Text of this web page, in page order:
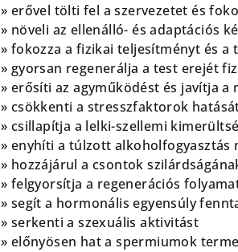
» erővel tölti fel a szervezetet és
» növeli az ellenálló- és adaptációs
» fokozza a fizikai teljesítményt és a
» gyorsan regenerálja a test erejét
» erősíti az agyműködést és javítja a
» csökkenti a stresszfaktorok
» csillapítja a lelki-szellemi
» enyhíti a túlzott alkoholfogyasztás
» hozzájárul a csontok
» felgyorsítja a regenerációs
» segít a hormonális egyensúly
» serkenti a szexuális aktivitást
» előnyösen hat a spermiumok